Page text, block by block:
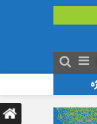
شاغل را به وکلای بیکار